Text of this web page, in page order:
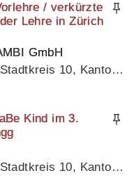
/ verkürzte
Lehre in Zürich
GmbH
8049 Zürich Höngg, Stadtkreis 10, Kanton Zürich
Kind im 3.
8049 Zürich Höngg, Stadtkreis 10, Kanton Zürich